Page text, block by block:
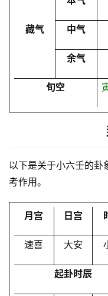
解
服
务
登录
藏气 中气
余气
旬空
以下是关于小六壬的卦
考作用。
月宫 日宫
速喜 大安
起卦时辰